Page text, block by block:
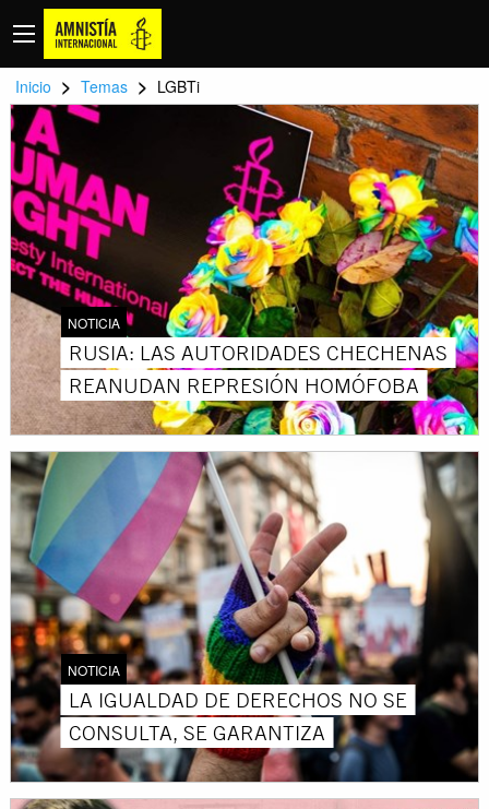
Inicio > Temas > LGBTi
NOTICIA
RUSIA: LAS AUTORIDADES CHECHENAS
REANUDAN REPRESIÓN HOMÓFOBA
NOTICIA
LA IGUALDAD DE DERECHOS NO SE
CONSULTA, SE GARANTIZA